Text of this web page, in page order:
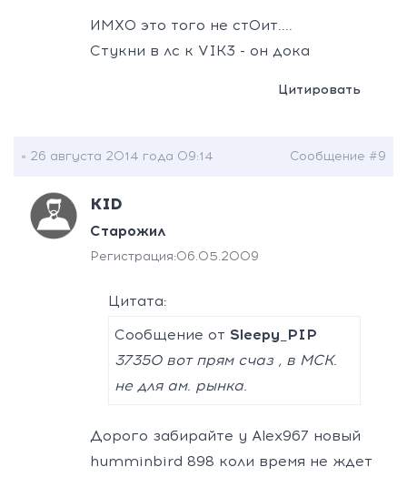
ИМХО это того не стОит....
Стукни в лс к VIK3 - он дока
Цитировать
» 26 августа 2014 года 09:14 Сообщение #9
KID
Старожил
Регистрация:06.05.2009
Цитата:
Сообщение от Sleepy_PIP
37350 вот прям счаз , в МСК.
не для ам. рынка.
Дорого забирайте у Alex967 новый
humminbird 898 коли время не ждет